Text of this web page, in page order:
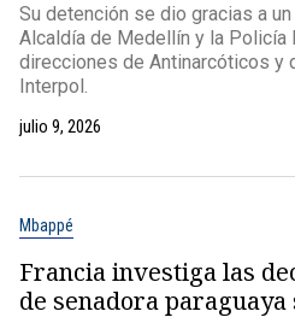
Su detención se dio gracias a
Alcaldía de Medellín y la Policía
direcciones de Antinarcóticos y
Interpol.
julio 9, 2026
Mbappé
Francia investiga las
de senadora